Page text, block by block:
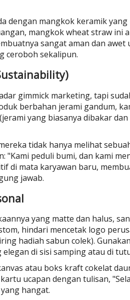
dengan mangkok keramik
mangkok wheat straw ini
sangat aman dan
ceroboh sekalipun.
gimmick marketing, tapi
berbahan jerami gandum,
yang biasanya dibakar
tidak hanya melihat
"Kami peduli bumi, dan kami
di mata karyawan baru,
jawab.
yang matte dan halus,
hindari mencetak logo
hadiah sabun colek).
di sisi samping atau di
atau boks kraft cokelat
ucapan dengan tulisan,
hangat.